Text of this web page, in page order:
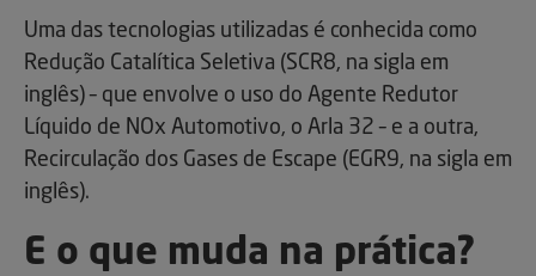
Uma das tecnologias utilizadas é conhecida como
Redução Catalítica Seletiva (SCR8, na sigla em
inglês) – que envolve o uso do Agente Redutor
Líquido de NOx Automotivo, o Arla 32 – e a outra,
Recirculação dos Gases de Escape (EGR9, na sigla em
inglês).
E o que muda na prática?